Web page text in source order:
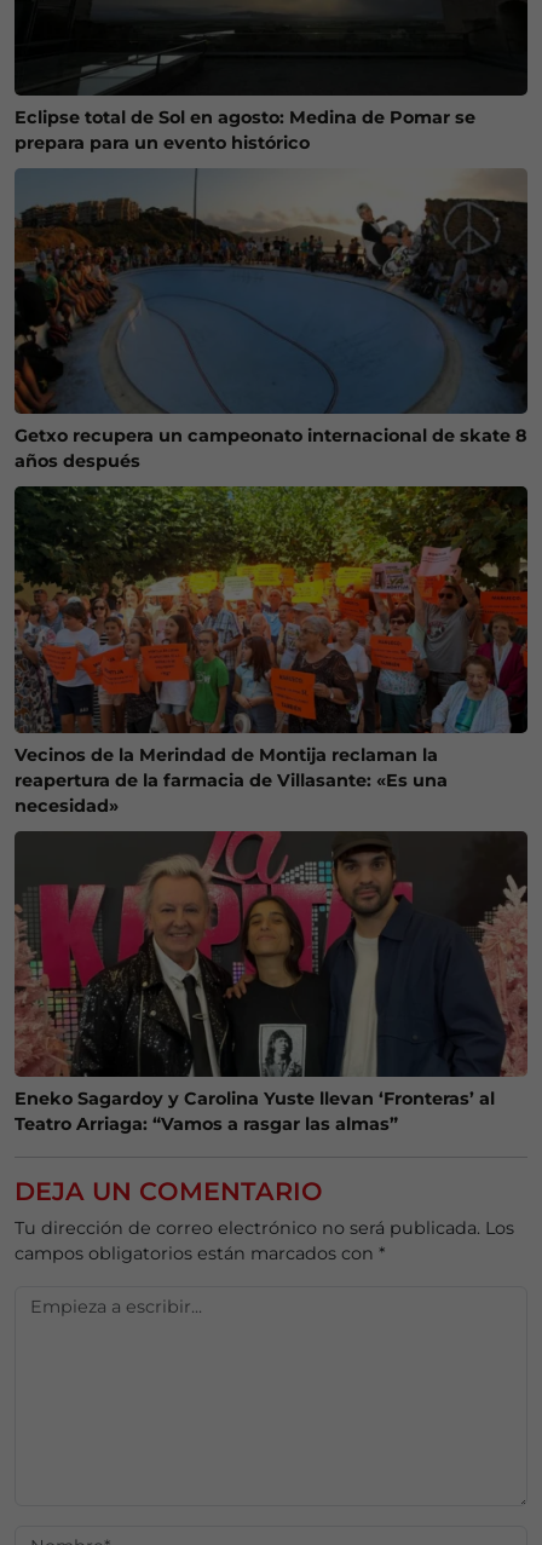
Eclipse total de Sol en agosto: Medina de Pomar se
prepara para un evento histórico
Getxo recupera un campeonato internacional de skate 8
años después
Vecinos de la Merindad de Montija reclaman la
reapertura de la farmacia de Villasante: «Es una
necesidad»
Eneko Sagardoy y Carolina Yuste llevan ‘Fronteras’ al
Teatro Arriaga: “Vamos a rasgar las almas”
DEJA UN COMENTARIO
Tu dirección de correo electrónico no será publicada. Los
campos obligatorios están marcados con *